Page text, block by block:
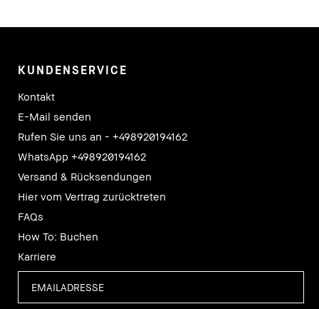
KUNDENSERVICE
Kontakt
E-Mail senden
Rufen Sie uns an - +498920194162
WhatsApp +498920194162
Versand & Rücksendungen
Hier vom Vertrag zurücktreten
FAQs
How To: Buchen
Karriere